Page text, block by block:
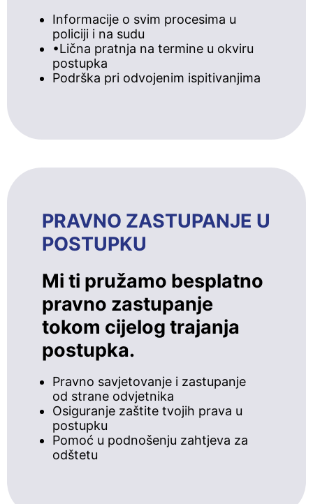
Informacije o svim procesima u
policiji i na sudu
•Lična pratnja na termine u okviru
postupka
Podrška pri odvojenim ispitivanjima
PRAVNO ZASTUPANJE U
POSTUPKU
Mi ti pružamo besplatno
pravno zastupanje
tokom cijelog trajanja
postupka.
Pravno savjetovanje i zastupanje
od strane odvjetnika
Osiguranje zaštite tvojih prava u
postupku
Pomoć u podnošenju zahtjeva za
odštetu